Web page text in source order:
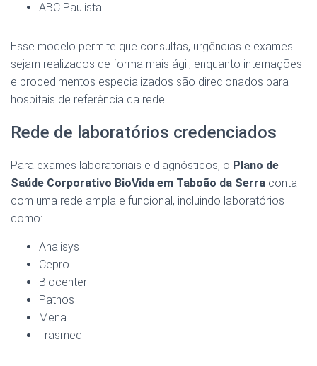
ABC Paulista
Esse modelo permite que consultas, urgências e exames
sejam realizados de forma mais ágil, enquanto internações
e procedimentos especializados são direcionados para
hospitais de referência da rede.
Rede de laboratórios credenciados
Para exames laboratoriais e diagnósticos, o Plano de
Saúde Corporativo BioVida em Taboão da Serra conta
com uma rede ampla e funcional, incluindo laboratórios
como:
Analisys
Cepro
Biocenter
Pathos
Mena
Trasmed